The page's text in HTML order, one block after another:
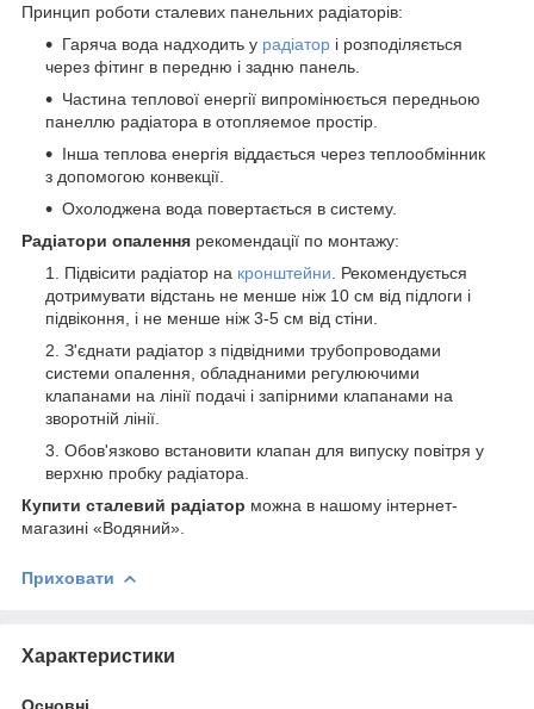
Принцип роботи сталевих панельних радіаторів:
Гаряча вода надходить у радіатор і розподіляється
через фітинг в передню і задню панель.
Частина теплової енергії випромінюється передньою
панеллю радіатора в отопляемое простір.
Інша теплова енергія віддається через теплообмінник
з допомогою конвекції.
Охолоджена вода повертається в систему.
Радіатори опалення рекомендації по монтажу:
Підвісити радіатор на кронштейни . Рекомендується
дотримувати відстань не менше ніж 10 см від підлоги і
підвіконня, і не менше ніж 3-5 см від стіни.
З'єднати радіатор з підвідними трубопроводами
системи опалення, обладнаними регулюючими
клапанами на лінії подачі і запірними клапанами на
зворотній лінії.
Обов'язково встановити клапан для випуску повітря у
верхню пробку радіатора.
Купити сталевий радіатор можна в нашому інтернет-
магазині «Водяний».
Приховати
Характеристики
Основні